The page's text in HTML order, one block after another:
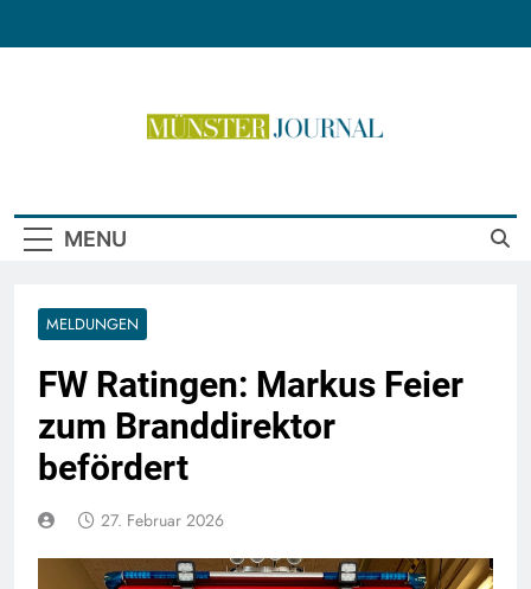
MENU
MELDUNGEN
FW Ratingen: Markus Feier
zum Branddirektor
befördert
27. Februar 2026